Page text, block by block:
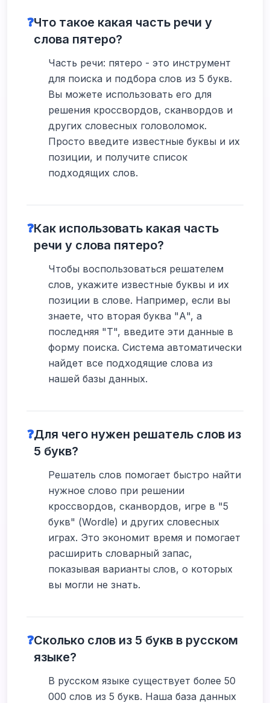
❓Что такое какая часть речи у
слова пятеро?
Часть речи: пятеро - это инструмент
для поиска и подбора слов из 5 букв.
Вы можете использовать его для
решения кроссвордов, сканвордов и
других словесных головоломок.
Просто введите известные буквы и их
позиции, и получите список
подходящих слов.
❓Как использовать какая часть
речи у слова пятеро?
Чтобы воспользоваться решателем
слов, укажите известные буквы и их
позиции в слове. Например, если вы
знаете, что вторая буква "А", а
последняя "Т", введите эти данные в
форму поиска. Система автоматически
найдет все подходящие слова из
нашей базы данных.
❓Для чего нужен решатель слов из
5 букв?
Решатель слов помогает быстро найти
нужное слово при решении
кроссвордов, сканвордов, игре в "5
букв" (Wordle) и других словесных
играх. Это экономит время и помогает
расширить словарный запас,
показывая варианты слов, о которых
вы могли не знать.
❓Сколько слов из 5 букв в русском
языке?
В русском языке существует более 50
000 слов из 5 букв. Наша база данных